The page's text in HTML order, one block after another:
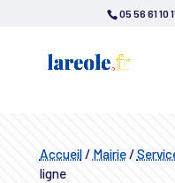
05 56 61 10
Accueil/ Mairie/
ligne